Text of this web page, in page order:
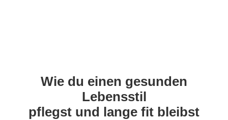
Wie du einen gesunden
Lebensstil
pflegst und lange fit bleibst